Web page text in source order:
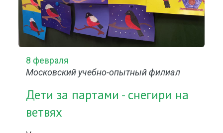
8 февраля
Московский учебно-опытный филиал
Дети за партами - снегири на
ветвях